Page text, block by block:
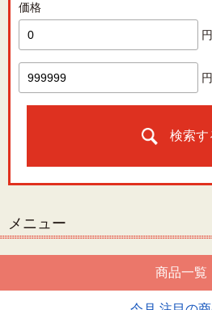
価格
円
検索す
メニュー
商品一覧